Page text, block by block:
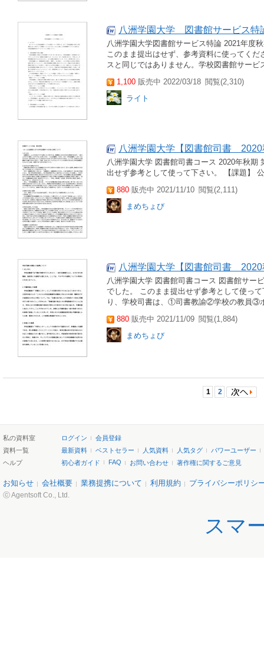
八洲学園大学 図書館サービス
八洲学園大学図書館サービス特論 2021年度
このまま提出はせず、参考資料に使ってく
スと同じではありません。学校図書館サー
1,100 販売中 2022/03/18 閲覧(2,310)
ライト
八洲学園大学【図書館司書
八洲学園大学 図書館司書コース 2020年秋期
出せず参考として使って下さい。 【課題】
880 販売中 2021/11/10 閲覧(2,111)
まめちょび
八洲学園大学【図書館司書
八洲学園大学 図書館司書コース 図書館サー
でした。 このまま提出せず参考として使っ
り、学校司書は、①司書教諭②学校の教員③
880 販売中 2021/11/09 閲覧(1,884)
まめちょび
1 2
私の資料室 ログイン
会員登録
資料一覧
最新資料 ベストセラー 人気資料 人気タグ
パワーユーザー
ヘルプ
初心者ガイド FAQ お問い合わせ 著作権に関するご意見
お知らせ 会社概要 業務提携について 利用規約 プライバシーポリシ
ⓒ Agentsoft Co., Ltd.
スマ